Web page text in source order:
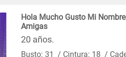
Hola Mucho Gusto Mi
Amigas
20 años.
Busto: 31 / Cintura: 18 /